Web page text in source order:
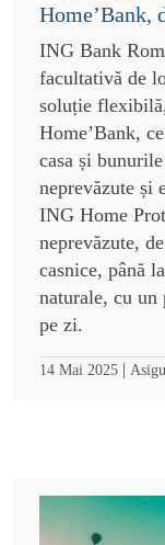
Home’Bank,
ING Bank
facultativă de
soluție
Home’Bank,
casa și
neprevăzute și
ING Home
neprevăzute,
casnice, până
naturale, cu un
pe zi.
14 Mai 2025 |